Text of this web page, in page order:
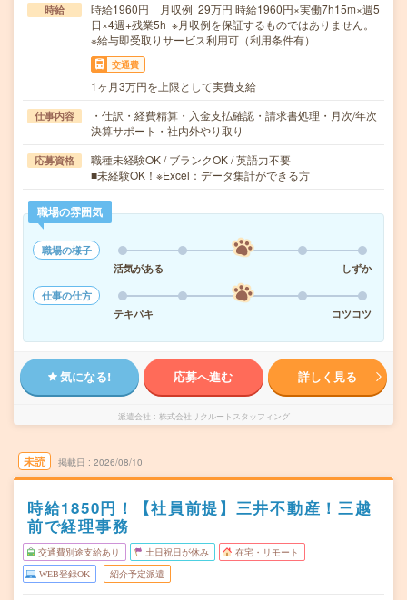
時給
時給1960円 月収例 29万円 時給1960円×実働7h15m×週5
日×4週+残業5h ※月収例を保証するものではありません。
※給与即受取りサービス利用可（利用条件有）
交通費
1ヶ月3万円を上限として実費支給
仕事内容
・仕訳・経費精算・入金支払確認・請求書処理・月次/年次
決算サポート・社内外やり取り
応募資格
職種未経験OK / ブランクOK / 英語力不要
■未経験OK！※Excel：データ集計ができる方
職場の雰囲気
職場の様子
活気がある
しずか
仕事の仕方
テキパキ
コツコツ
気になる! 応募へ進む 詳しく見る
派遣会社 株式会社リクルートスタッフィング
未読 掲載日 2026/08/10
時給1850円！【社員前提】三井不動産！三越
前で経理事務
交通費別途支給あり 土日祝日が休み 在宅・リモート
WEB登録OK 紹介予定派遣